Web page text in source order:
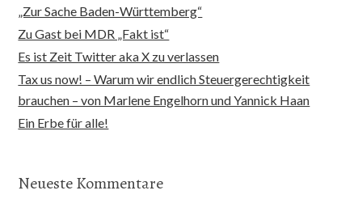
„Zur Sache Baden-Württemberg“
Zu Gast bei MDR „Fakt ist“
Es ist Zeit Twitter aka X zu verlassen
Tax us now! – Warum wir endlich Steuergerechtigkeit
brauchen – von Marlene Engelhorn und Yannick Haan
Ein Erbe für alle!
Neueste Kommentare